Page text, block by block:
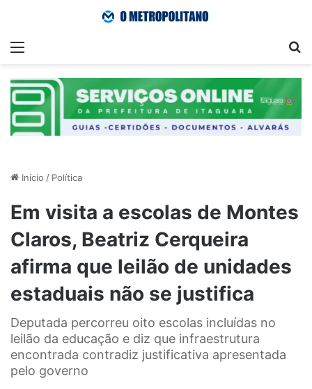
Menu
Início / Política
Em visita a escolas de Montes
Claros, Beatriz Cerqueira
afirma que leilão de unidades
estaduais não se justifica
Deputada percorreu oito escolas incluídas no
leilão da educação e diz que infraestrutura
encontrada contradiz justificativa apresentada
pelo governo